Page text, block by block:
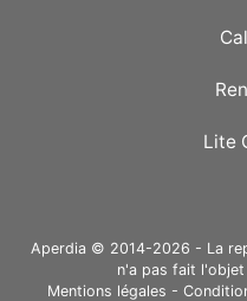
Lite
Aperdia © 2014-2026 - La
n'a pas fait
Mentions légales -